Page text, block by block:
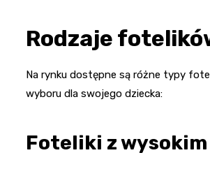
Rodzaje
Na rynku dostępne są różne typy
wyboru dla swojego dziecka:
Foteliki z